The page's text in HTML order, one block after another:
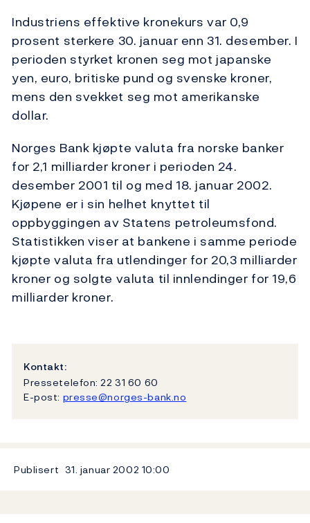
Industriens effektive kronekurs var 0,9
prosent sterkere 30. januar enn 31. desember. I
perioden styrket kronen seg mot japanske
yen, euro, britiske pund og svenske kroner,
mens den svekket seg mot amerikanske
dollar.
Norges Bank kjøpte valuta fra norske banker
for 2,1 milliarder kroner i perioden 24.
desember 2001 til og med 18. januar 2002.
Kjøpene er i sin helhet knyttet til
oppbyggingen av Statens petroleumsfond.
Statistikken viser at bankene i samme periode
kjøpte valuta fra utlendinger for 20,3 milliarder
kroner og solgte valuta til innlendinger for 19,6
milliarder kroner.
Kontakt:
Pressetelefon: 22 31 60 60
E-post: presse@norges-bank.no
Publisert 31. januar 2002 10:00